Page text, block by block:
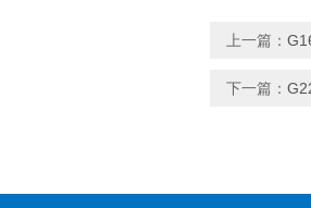
上一篇：
下一篇：